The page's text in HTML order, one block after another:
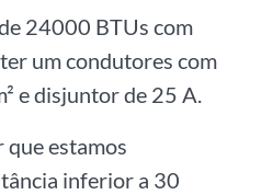
24000 BTUs com
um condutores com
e disjuntor de 25 A.
estamos
inferior a 30